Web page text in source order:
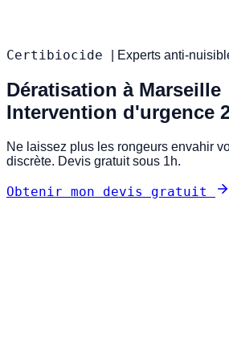
Certibiocide Experts anti-
Dératisation à Marseille
Intervention d'urgence
Ne laissez plus les rongeurs envahir
discrète. Devis gratuit sous 1h.
Obtenir mon devis gratuit